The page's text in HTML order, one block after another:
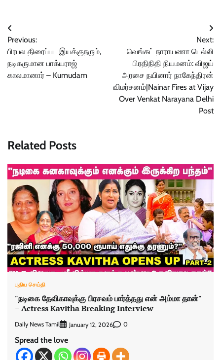
Post
navigation
Previous:
பிரபல திரைப்பட இயக்குநரும்,
நடிகருமான பாக்யராஜ்
காலமானார் – Kumudam
Next:
வெங்கட் நாராயணா டெல்லி
பிரதிநிதி நியமனம்: விஜய்
அரசை நயினார் நாகேந்திரன்
விமர்சனம்|Nainar Fires at Vijay
Over Venkat Narayana Delhi
Post
Related Posts
புதிய செய்தி
"நடிகை தேவிகாவுக்கு பிரசவம் பார்த்தது என் அம்மா தான்"
– Actress Kavitha Breaking Interview
Daily News Tamil January 12, 2026 0
Spread the love